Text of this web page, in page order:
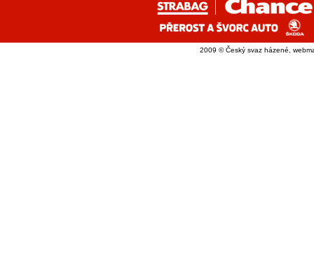
2009 © Český svaz házené,